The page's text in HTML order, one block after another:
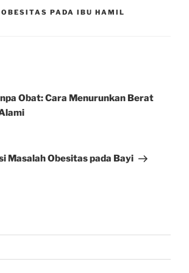
OBESITAS PADA IBU HAMIL
Obat: Cara Menurunkan Berat
Masalah Obesitas pada Bayi